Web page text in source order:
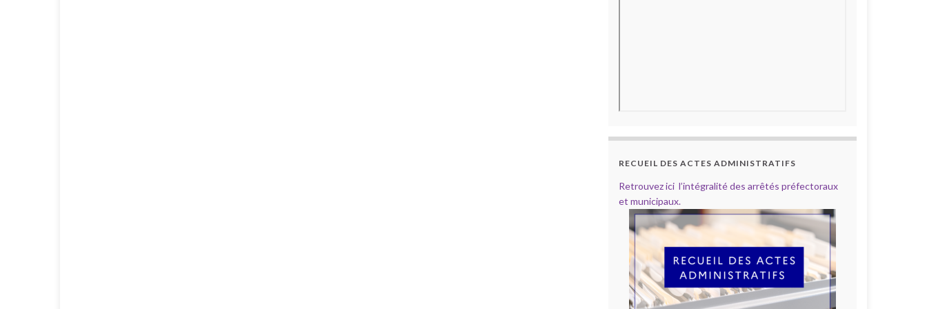
RECUEIL DES ACTES ADMINISTRATIFS
Retrouvez ici l’intégralité des arrêtés préfectoraux
et municipaux.